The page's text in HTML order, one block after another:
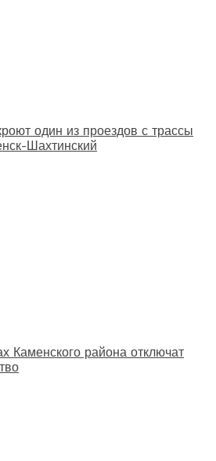
один из проездов с трассы
Шахтинский
Каменского района отключат